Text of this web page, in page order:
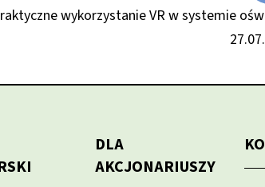
wykorzystanie VR w systemie
DLA
AKCJONARIUSZY